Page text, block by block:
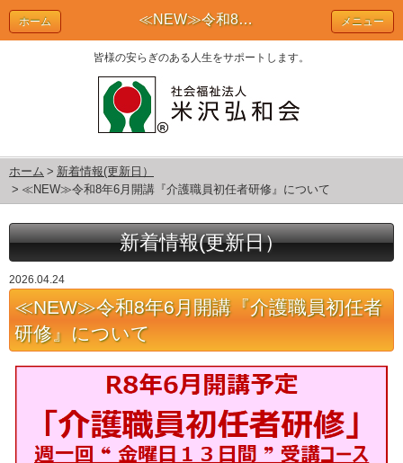
≪NEW≫令和8年6月開講『介護職員初任者研修』について | 新着情報(更新日）
ホーム メニュー
皆様の安らぎのある人生をサポートします。
ホーム
新着情報(更新日）
≪NEW≫令和8年6月開講『介護職員初任者研修』について
新着情報(更新日）
2026.04.24
≪NEW≫令和8年6月開講『介護職員初任者
研修』について